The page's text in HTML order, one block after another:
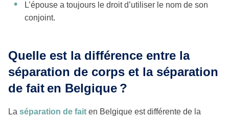
L’épouse a toujours le droit d’utiliser le nom de son
conjoint.
Quelle est la différence entre la
séparation de corps et la séparation
de fait en Belgique ?
La séparation de fait en Belgique est différente de la